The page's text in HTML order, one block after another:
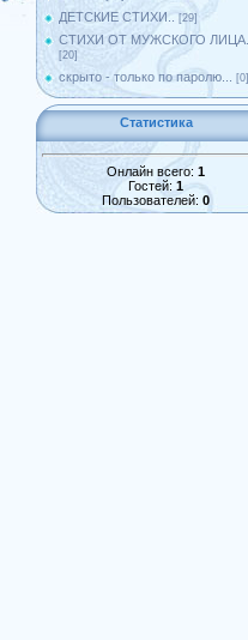
ДЕТСКИЕ СТИХИ.. [29]
СТИХИ ОТ МУЖСКОГО ЛИЦА..
[20]
скрыто - только по паролю... [0]
Статистика
Онлайн всего: 1
Гостей: 1
Пользователей: 0